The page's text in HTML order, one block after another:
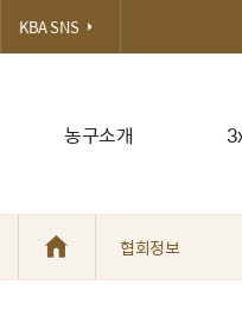
농구소개
KBA SNS
협회정보